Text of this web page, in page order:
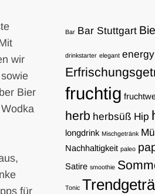
wir
Bier
für
Bar Bar Stuttgart
drinkstarter elegant energy
fruchtig
herb herbsüß Hip
longdrink Mischgetränk
Nachhaltigkeit paleo
Satire smoothie
Tonic